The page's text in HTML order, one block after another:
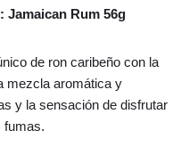
Jamaican Rum 56g
de ron caribeño con la
mezcla aromática y
y la sensación de disfrutar
fumas.